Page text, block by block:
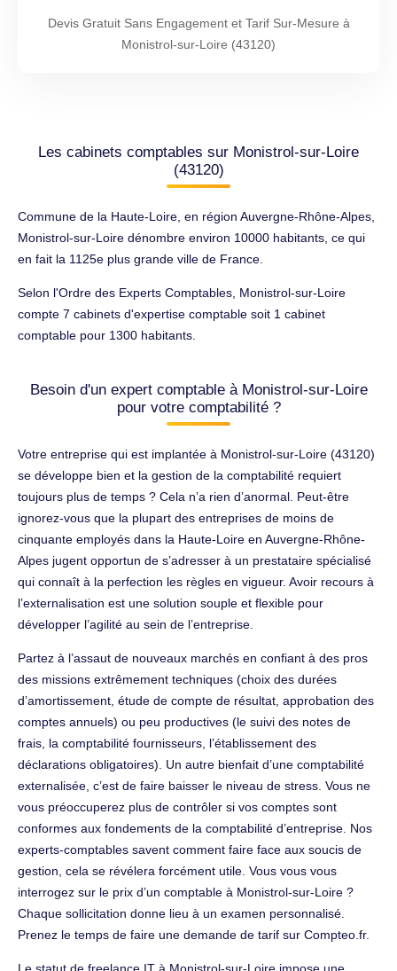
Devis Gratuit Sans Engagement et Tarif Sur-Mesure à
Monistrol-sur-Loire (43120)
Les cabinets comptables sur Monistrol-sur-Loire
(43120)
Commune de la Haute-Loire, en région Auvergne-Rhône-Alpes,
Monistrol-sur-Loire dénombre environ 10000 habitants, ce qui
en fait la 1125e plus grande ville de France.
Selon l'Ordre des Experts Comptables, Monistrol-sur-Loire
compte 7 cabinets d'expertise comptable soit 1 cabinet
comptable pour 1300 habitants.
Besoin d'un expert comptable à Monistrol-sur-Loire
pour votre comptabilité ?
Votre entreprise qui est implantée à Monistrol-sur-Loire (43120)
se développe bien et la gestion de la comptabilité requiert
toujours plus de temps ? Cela n’a rien d’anormal. Peut-être
ignorez-vous que la plupart des entreprises de moins de
cinquante employés dans la Haute-Loire en Auvergne-Rhône-
Alpes jugent opportun de s’adresser à un prestataire spécialisé
qui connaît à la perfection les règles en vigueur. Avoir recours à
l’externalisation est une solution souple et flexible pour
développer l’agilité au sein de l’entreprise.
Partez à l’assaut de nouveaux marchés en confiant à des pros
des missions extrêmement techniques (choix des durées
d’amortissement, étude de compte de résultat, approbation des
comptes annuels) ou peu productives (le suivi des notes de
frais, la comptabilité fournisseurs, l’établissement des
déclarations obligatoires). Un autre bienfait d’une comptabilité
externalisée, c’est de faire baisser le niveau de stress. Vous ne
vous préoccuperez plus de contrôler si vos comptes sont
conformes aux fondements de la comptabilité d’entreprise. Nos
experts-comptables savent comment faire face aux soucis de
gestion, cela se révélera forcément utile. Vous vous vous
interrogez sur le prix d’un comptable à Monistrol-sur-Loire ?
Chaque sollicitation donne lieu à un examen personnalisé.
Prenez le temps de faire une demande de tarif sur Compteo.fr.
Le statut de freelance IT à Monistrol-sur-Loire impose une